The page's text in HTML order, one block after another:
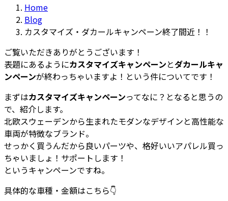
Home
Blog
カスタマイズ・ダカールキャンペーン終了間近！！
ご覧いただきありがとうございます！
表題にあるようにカスタマイズキャンペーンとダカールキャ
ンペーンが終わっちゃいますよ！という件についてです！
まずはカスタマイズキャンペーンってなに？となると思うの
で、紹介します。
北欧スウェーデンから生まれたモダンなデザインと高性能な
車両が特徴なブランド。
せっかく買うんだから良いパーツや、格好いいアパレル買っ
ちゃいましょ！サポートします！
というキャンペーンですね。
具体的な車種・金額はこちら👇